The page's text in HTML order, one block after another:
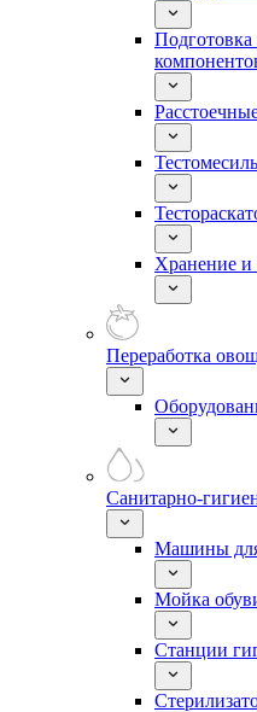
Хранение и
Переработка
Санитарно-
Машины
Мойка
Станции